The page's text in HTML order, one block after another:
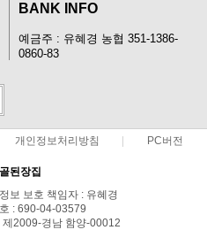
BANK INFO
예금주 : 유혜경 농협 351-1386-
0860-83
개인정보처리방침 PC버전
된장집
보 보호 책임자 : 유혜경
: 690-04-03579
제2009-경남 함양-00012